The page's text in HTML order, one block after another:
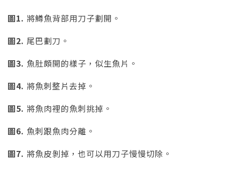
圖1. 將鱒魚背部用刀子劃開。
圖2. 尾巴劃刀。
圖3. 魚肚頗開的樣子，似生魚片。
圖4. 將魚刺整片去掉。
圖5. 將魚肉裡的魚刺挑掉。
圖6. 魚刺跟魚肉分離。
圖7. 將魚皮剝掉，也可以用刀子慢慢切除。